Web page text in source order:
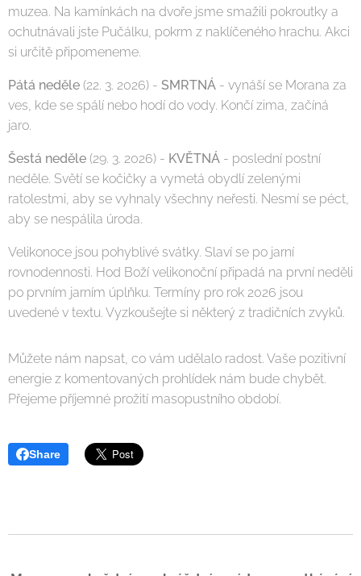
muzea. Na kamínkách na dvoře jsme smažili pokroutky a
ochutnávali jste Pučálku, pokrm z naklíčeného hrachu. Akci
si určitě připomeneme.
Pátá neděle (22. 3. 2026) - SMRTNÁ - vynáší se Morana za
ves, kde se spálí nebo hodí do vody. Končí zima, začíná
jaro.
Šestá neděle (29. 3. 2026) - KVĚTNÁ - poslední postní
neděle. Světí se kočičky a vymetá obydlí zelenými
ratolestmi, aby se vyhnaly všechny neřesti. Nesmí se péct,
aby se nespálila úroda.
Velikonoce jsou pohyblivé svátky. Slaví se po jarní
rovnodennosti. Hod Boží velikonoční připadá na první neděli
po prvním jarním úplňku. Termíny pro rok 2026 jsou
uvedené v textu. Vyzkoušejte si některý z tradičních zvyků.
Můžete nám napsat, co vám udělalo radost. Vaše pozitivní
energie z komentovaných prohlídek nám bude chybět.
Přejeme příjemné prožití masopustního období.
Share